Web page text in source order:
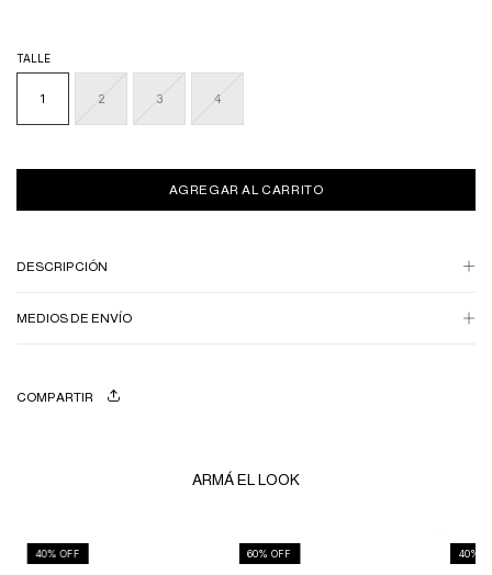
TALLE
1 2 3 4
DESCRIPCIÓN
MEDIOS DE ENVÍO
COMPARTIR
ARMÁ EL LOOK
40% OFF 60% OFF 40%